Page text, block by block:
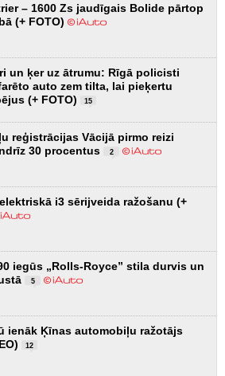
– 1600 Zs jaudīgais Bolide pārtop
(+ FOTO)
un ķer uz ātrumu: Rīgā policisti
auto zem tilta, lai pieķertu
(+ FOTO)
15
reģistrācijas Vācijā pirmo reizi
30 procentus
2
i3 sērijveida ražošanu (+
iegūs „Rolls-Royce” stila durvis un
5
ienāk Ķīnas automobiļu ražotājs
12